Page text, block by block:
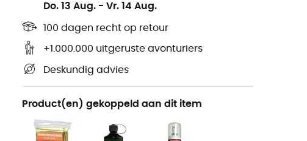
Do. 13 Aug. - Vr. 14 Aug.
100 dagen recht op retour
+1.000.000 uitgeruste avonturiers
Deskundig advies
Product(en) gekoppeld aan dit item